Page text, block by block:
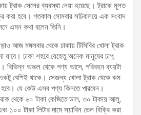
ট্রাক সেলের ব্যবস্থা নেয়া হয়েছে। ট্রাকে মূলত
করা হবে। গতকাল সোমবার সচিবালয়ে এক সংবাদ
এমন কথা বলেন তিনি।
আজ মঙ্গলবার থেকে ঢাকায় টিসিবির খোলা ট্রাক
যাবে। ঢাকা শহরে যেহেতু অনেক মানুষের চাপ,
বিভিন্ন অঞ্চল থেকে পণ্য আসে, পরিবহন ব্যয়টা
বেশিই থাকে। সেজন্য খোলা ট্রাক থেকে কম
হবে। যে কেউ এসব পণ্য কিনতে পারবেন।
থেকে ৬০ টাকা কেজিতে ডাল, ৩০ টাকায় আলু,
১০০ টাকা লিটার দামে সয়াবিন তেল বিক্রি করা